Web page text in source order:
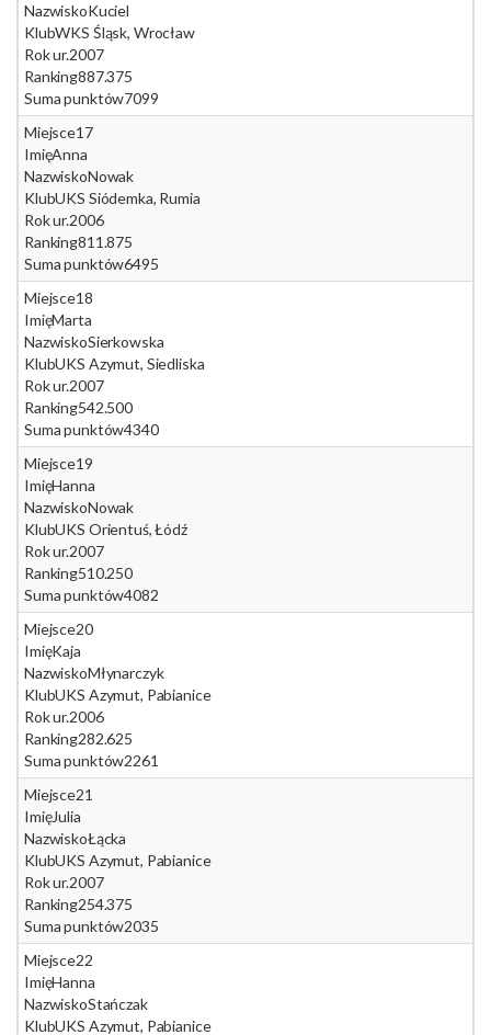
NazwiskoKuciel
KlubWKS Śląsk, Wrocław
Rok ur.2007
Ranking887.375
Suma punktów7099
Miejsce17
ImięAnna
NazwiskoNowak
KlubUKS Siódemka, Rumia
Rok ur.2006
Ranking811.875
Suma punktów6495
Miejsce18
ImięMarta
NazwiskoSierkowska
KlubUKS Azymut, Siedliska
Rok ur.2007
Ranking542.500
Suma punktów4340
Miejsce19
ImięHanna
NazwiskoNowak
KlubUKS Orientuś, Łódź
Rok ur.2007
Ranking510.250
Suma punktów4082
Miejsce20
ImięKaja
NazwiskoMłynarczyk
KlubUKS Azymut, Pabianice
Rok ur.2006
Ranking282.625
Suma punktów2261
Miejsce21
ImięJulia
NazwiskoŁącka
KlubUKS Azymut, Pabianice
Rok ur.2007
Ranking254.375
Suma punktów2035
Miejsce22
ImięHanna
NazwiskoStańczak
KlubUKS Azymut, Pabianice